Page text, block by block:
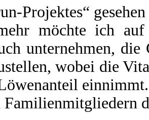
Projektes“
möchte ich
unternehmen,
wobei die
Familienmitgliedern